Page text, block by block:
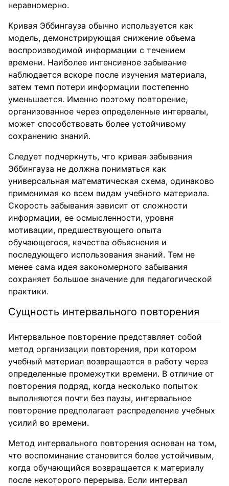
неравномерно.
Кривая Эббингауза обычно используется как
модель, демонстрирующая снижение объема
воспроизводимой информации с течением
времени. Наиболее интенсивное забывание
наблюдается вскоре после изучения материала,
затем темп потери информации постепенно
уменьшается. Именно поэтому повторение,
организованное через определенные интервалы,
может способствовать более устойчивому
сохранению знаний.
Следует подчеркнуть, что кривая забывания
Эббингауза не должна пониматься как
универсальная математическая схема, одинаково
применимая ко всем видам учебного материала.
Скорость забывания зависит от сложности
информации, ее осмысленности, уровня
мотивации, предшествующего опыта
обучающегося, качества объяснения и
последующего использования знаний. Тем не
менее сама идея закономерного забывания
сохраняет большое значение для педагогической
практики.
Сущность интервального повторения
Интервальное повторение представляет собой
метод организации повторения, при котором
учебный материал возвращается в работу через
определенные промежутки времени. В отличие от
повторения подряд, когда несколько попыток
выполняются почти без паузы, интервальное
повторение предполагает распределение учебных
усилий во времени.
Метод интервального повторения основан на том,
что воспоминание становится более устойчивым,
когда обучающийся возвращается к материалу
после некоторого перерыва. Если интервал